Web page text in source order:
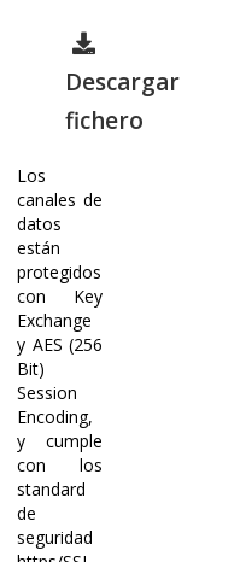
Descargar
fichero
Los
canales de
datos
están
protegidos
con Key
Exchange
y AES (256
Bit)
Session
Encoding,
y cumple
con los
standard
de
seguridad